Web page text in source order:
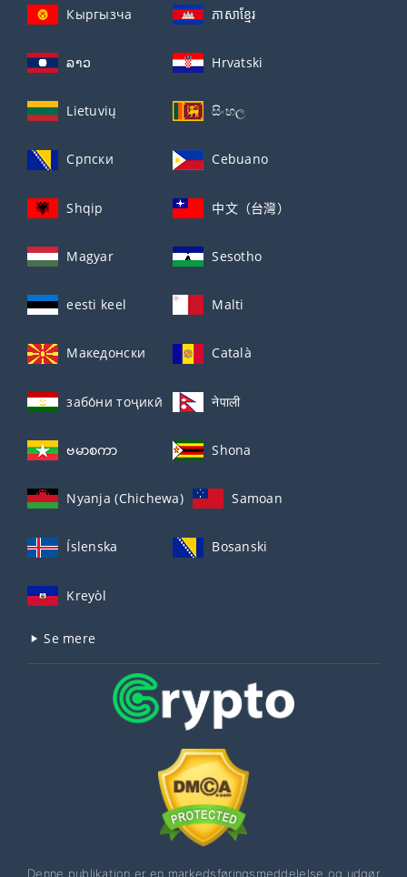
Кыргызча ភាសាខ្មែរ
ລາວ Hrvatski
Lietuvių සිංහල
Српски Cebuano
Shqip 中文（台灣）
Magyar Sesotho
eesti keel Malti
Македонски Català
забо́ни тоҷикӣ́ नेपाली
ဗမာစကာ Shona
Nyanja (Chichewa) Samoan
Íslenska Bosanski
Kreyòl
Se mere
Denne publikation er en markedsføringsmeddelelse og udgør